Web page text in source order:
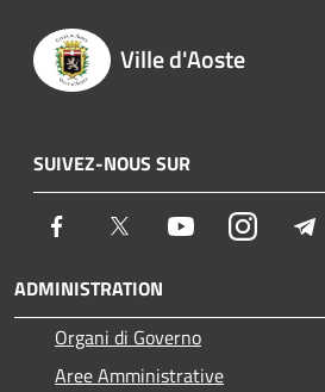
Ville d'Aoste
SUIVEZ-NOUS SUR
Facebook Twitter YoutubeInstagram
ADMINISTRATION
Organi di Governo
Aree Amministrative